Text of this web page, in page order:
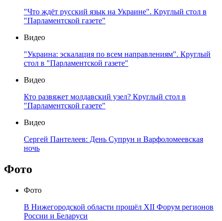
"Что ждёт русский язык на Украине". Круглый стол в
"Парламентской газете"
Видео
"Украина: эскалация по всем направлениям". Круглый
стол в "Парламентской газете"
Видео
Кто развяжет молдавский узел? Круглый стол в
"Парламентской газете"
Видео
Сергей Пантелеев: День Супрун и Варфоломеевская
ночь
Фото
Фото
В Нижегородской области прошёл XII Форум регионов
России и Беларуси